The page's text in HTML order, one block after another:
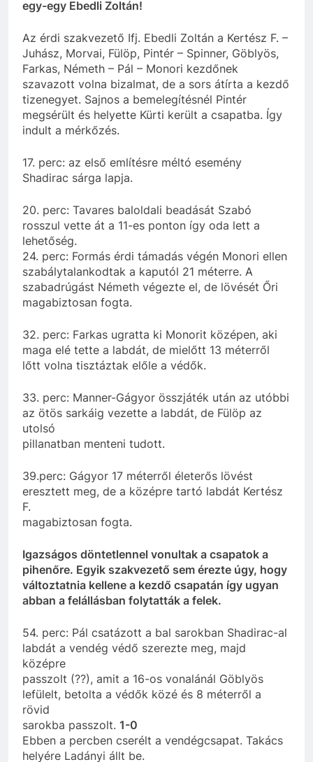
egy-egy Ebedli Zoltán!
Az érdi szakvezető Ifj. Ebedli Zoltán a Kertész F. –
Juhász, Morvai, Fülöp, Pintér – Spinner, Göblyös,
Farkas, Németh – Pál – Monori kezdőnek
szavazott volna bizalmat, de a sors átírta a kezdő
tizenegyet. Sajnos a bemelegítésnél Pintér
megsérült és helyette Kürti került a csapatba. Így
indult a mérkőzés.
17. perc: az első említésre méltó esemény
Shadirac sárga lapja.
20. perc: Tavares baloldali beadását Szabó
rosszul vette át a 11-es ponton így oda lett a
lehetőség.
24. perc: Formás érdi támadás végén Monori ellen
szabálytalankodtak a kaputól 21 méterre. A
szabadrúgást Németh végezte el, de lövését Őri
magabiztosan fogta.
32. perc: Farkas ugratta ki Monorit középen, aki
maga elé tette a labdát, de mielőtt 13 méterről
lőtt volna tisztáztak előle a védők.
33. perc: Manner-Gágyor összjáték után az utóbbi
az ötös sarkáig vezette a labdát, de Fülöp az
utolsó
pillanatban menteni tudott.
39.perc: Gágyor 17 méterről életerős lövést
eresztett meg, de a középre tartó labdát Kertész
F.
magabiztosan fogta.
Igazságos döntetlennel vonultak a csapatok a
pihenőre. Egyik szakvezető sem érezte úgy, hogy
változtatnia kellene a kezdő csapatán így ugyan
abban a felállásban folytatták a felek.
54. perc: Pál csatázott a bal sarokban Shadirac-al
labdát a vendég védő szerezte meg, majd
középre
passzolt (??), amit a 16-os vonalánál Göblyös
lefülelt, betolta a védők közé és 8 méterről a
rövid
sarokba passzolt. 1-0
Ebben a percben cserélt a vendégcsapat. Takács
helyére Ladányi állt be.